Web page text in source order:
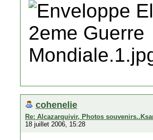
cohenelie
Re: Alcazarquivir, Photos
18 juillet 2006, 15:28